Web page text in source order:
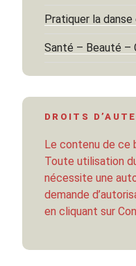
Pratiquer la
Santé – Beauté –
DROITS
Le contenu de ce
Toute utilisation
nécessite une
demande
en cliquant sur